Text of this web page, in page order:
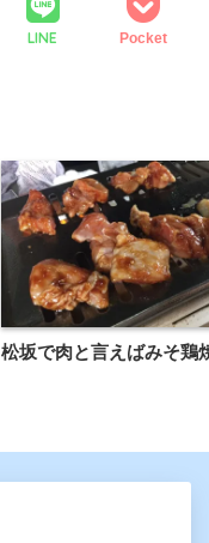
LINE Pocket
松坂で肉と言えばみそ鶏